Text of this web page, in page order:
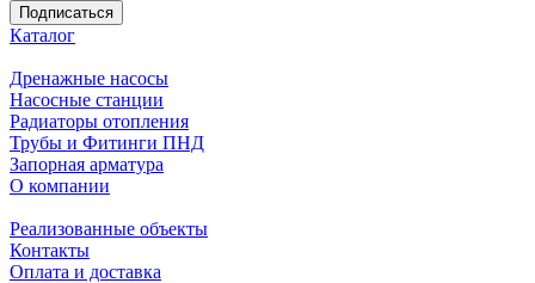
времени на поиски. Все необходимое уже есть в наличии в
интернет-магазине "Нива".
Подписаться
Каталог
Дренажные насосы
Насосные станции
Радиаторы отопления
Трубы и Фитинги ПНД
Запорная арматура
О компании
Реализованные объекты
Контакты
Оплата и доставка